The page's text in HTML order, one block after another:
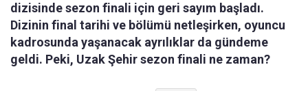
dizisinde sezon finali için geri sayım başladı.
Dizinin final tarihi ve bölümü netleşirken, oyuncu
kadrosunda yaşanacak ayrılıklar da gündeme
geldi. Peki, Uzak Şehir sezon finali ne zaman?